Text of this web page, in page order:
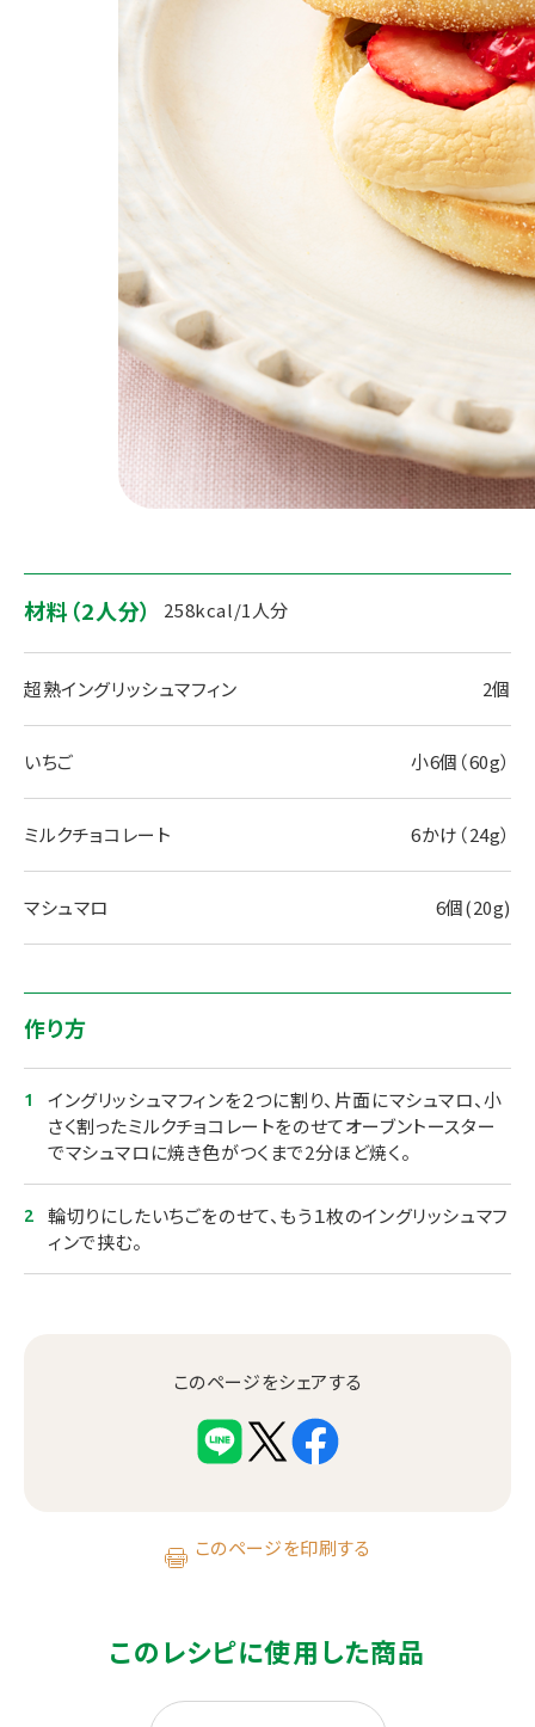
材料（2人分） 258kcal/1人分
超熟イングリッシュマフィン 2個
いちご 小6個（60g）
ミルクチョコレート 6かけ（24g）
マシュマロ 6個(20g)
作り方
イングリッシュマフィンを２つに割り、片面にマシュマロ、小
さく割ったミルクチョコレートをのせてオーブントースター
でマシュマロに焼き色がつくまで2分ほど焼く。
輪切りにしたいちごをのせて、もう１枚のイングリッシュマフ
ィンで挟む。
このページをシェアする
このページを印刷する
このレシピに使用した商品